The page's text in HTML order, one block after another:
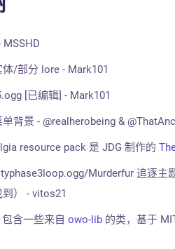
MSSHD
体/部分 lore - Mark101
[已编辑] - Mark101
背景 - @realherobeing &
resource pack 是 JDG 制作的
Murderfur 追逐主
） - vitos21
包含一些来自owo-lib 的类，基于